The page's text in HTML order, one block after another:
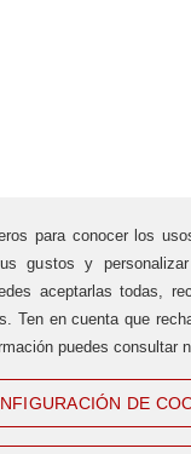
para conocer los
gustos y
aceptarlas todas,
Ten en cuenta que
puedes consultar
DE